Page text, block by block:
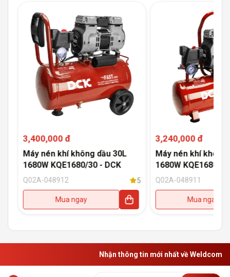
3,400,000 đ
Máy nén khí không dầu 30L
1680W KQE1680/30 - DCK
Q02A-048912 5
Mua ngay
3,240,000 đ
Máy nén khí không
1680W KQE1680/
Q02A-048911
Mua ngay
Nhận thông tin mới nhất về Weldcom